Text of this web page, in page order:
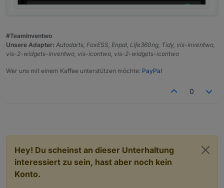
#TeamInventwo
Unsere Adapter: Autodarts, FoxESS, Enpal, Life360ng, Tidy, vis-inventwo,
vis-2-widgets-inventwo, vis-icontwo, vis-2-widgets-icontwo
Wer uns mit einem Kaffee unterstützen möchte: PayPal
0
Hey! Du scheinst an dieser Unterhaltung
interessiert zu sein, hast aber noch kein
Konto.